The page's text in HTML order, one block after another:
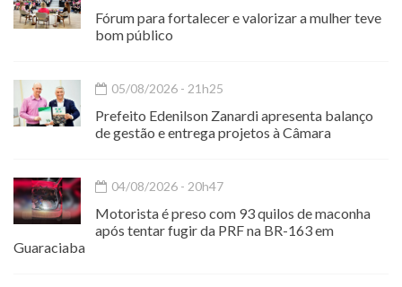
Fórum para fortalecer e valorizar a mulher teve
bom público
05/08/2026 - 21h25
Prefeito Edenilson Zanardi apresenta balanço
de gestão e entrega projetos à Câmara
04/08/2026 - 20h47
Motorista é preso com 93 quilos de maconha
após tentar fugir da PRF na BR-163 em
Guaraciaba